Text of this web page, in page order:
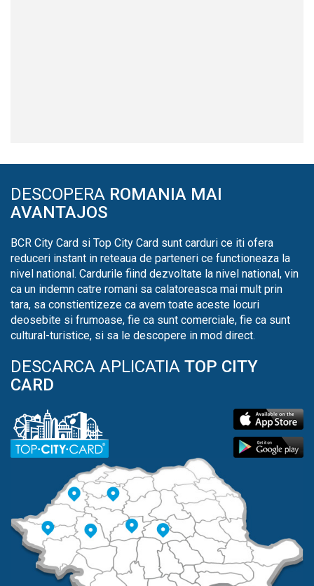
DESCOPERA ROMANIA MAI
AVANTAJOS
BCR City Card si Top City Card sunt carduri ce iti ofera
reduceri instant in reteaua de parteneri ce functioneaza la
nivel national. Cardurile fiind dezvoltate la nivel national, vin
ca un indemn catre romani sa calatoreasca mai mult prin
tara, sa constientizeze ca avem toate aceste locuri
deosebite si frumoase, fie ca sunt comerciale, fie ca sunt
cultural-turistice, si sa le descopere in mod direct.
DESCARCA APLICATIA TOP CITY
CARD